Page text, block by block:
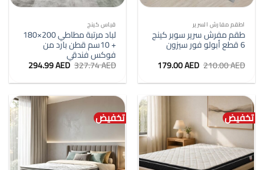
اطقم مفارش السرير
طقم مفرش سرير سوبر كينج
6 قطع أبولو فور سيزون
210.00AED السعر
الأصلي
هو:
210.00 AED.
179.00AED
هو:
179.00 AED.
قياس كينج
لباد مرتبة مطاطي 200×180
+ 10سم قطن بارد من
فوكس فندقي
327.74AED السعر
الأصلي
هو:
327.74 AED.
294.99AED
هو:
294.99 AED.
تخفيض تخفيض